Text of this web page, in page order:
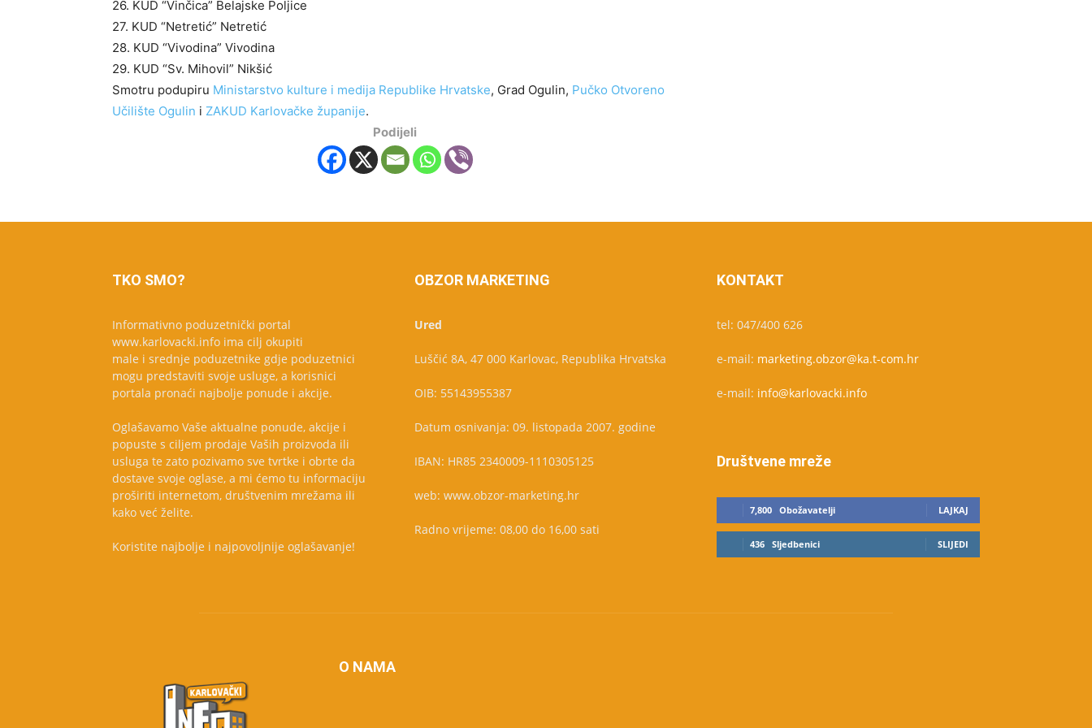
26. KUD “Vinčica” Belajske Poljice
27. KUD “Netretić” Netretić
28. KUD “Vivodina” Vivodina
29. KUD “Sv. Mihovil” Nikšić
Smotru podupiru Ministarstvo kulture i medija Republike Hrvatske, Grad Ogulin, Pučko Otvoreno
Učilište Ogulin i ZAKUD Karlovačke županije.
Podijeli
TKO SMO?
Informativno poduzetnički portal
www.karlovacki.info ima cilj okupiti
male i srednje poduzetnike gdje poduzetnici
mogu predstaviti svoje usluge, a korisnici
portala pronaći najbolje ponude i akcije.
Oglašavamo Vaše aktualne ponude, akcije i
popuste s ciljem prodaje Vaših proizvoda ili
usluga te zato pozivamo sve tvrtke i obrte da
dostave svoje oglase, a mi ćemo tu informaciju
proširiti internetom, društvenim mrežama ili
kako već želite.
Koristite najbolje i najpovoljnije oglašavanje!
OBZOR MARKETING
Ured
Luščić 8A, 47 000 Karlovac, Republika Hrvatska
OIB: 55143955387
Datum osnivanja: 09. listopada 2007. godine
IBAN: HR85 2340009-1110305125
web: www.obzor-marketing.hr
Radno vrijeme: 08,00 do 16,00 sati
KONTAKT
tel: 047/400 626
e-mail: marketing.obzor@ka.t-com.hr
e-mail: info@karlovacki.info
Društvene mreže
7,800 Obožavatelji LAJKAJ
436 Sljedbenici SLIJEDI
O NAMA